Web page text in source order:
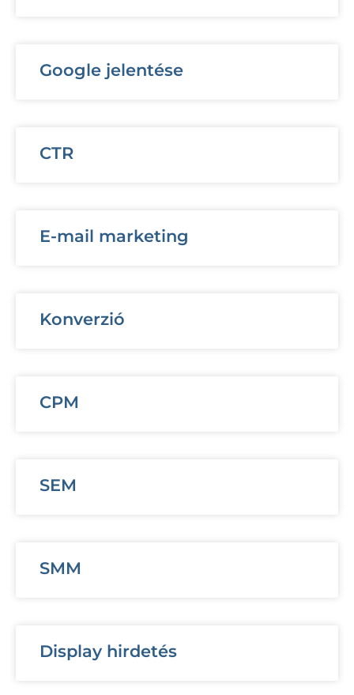
Google jelentése
CTR
E-mail marketing
Konverzió
CPM
SEM
SMM
Display hirdetés